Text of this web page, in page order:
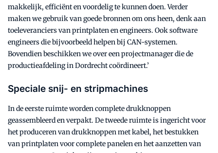
makkelijk, efficiënt en voordelig te kunnen doen. Verder
maken we gebruik van goede bronnen om ons heen, denk aan
toeleveranciers van printplaten en engineers. Ook software
engineers die bijvoorbeeld helpen bij CAN-systemen.
Bovendien beschikken we over een projectmanager die de
productieafdeling in Dordrecht coördineert.’
Speciale snij- en stripmachines
In de eerste ruimte worden complete drukknoppen
geassembleerd en verpakt. De tweede ruimte is ingericht voor
het produceren van drukknoppen met kabel, het bestukken
van printplaten voor complete panelen en het aanzetten van